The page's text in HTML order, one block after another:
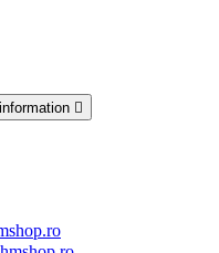
